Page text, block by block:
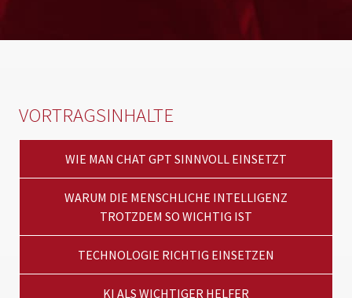
VORTRAGSINHALTE
WIE MAN CHAT GPT SINNVOLL EINSETZT
WARUM DIE MENSCHLICHE INTELLIGENZ
TROTZDEM SO WICHTIG IST
TECHNOLOGIE RICHTIG EINSETZEN
KI ALS WICHTIGER HELFER